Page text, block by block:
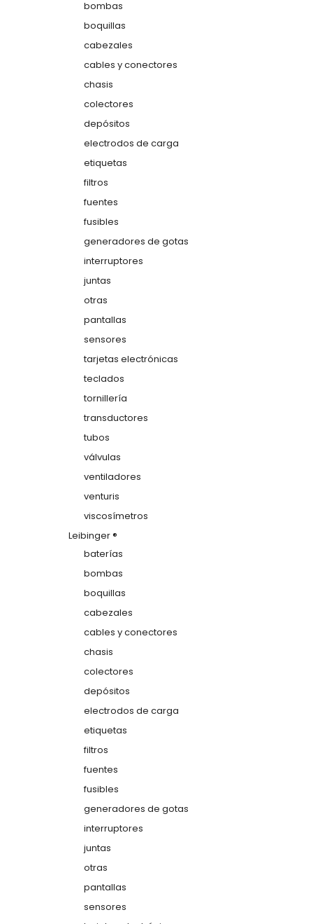
bombas
boquillas
cabezales
cables y conectores
chasis
colectores
depósitos
electrodos de carga
etiquetas
filtros
fuentes
fusibles
generadores de gotas
interruptores
juntas
otras
pantallas
sensores
tarjetas electrónicas
teclados
tornillería
transductores
tubos
válvulas
ventiladores
venturis
viscosímetros
Leibinger ®
baterías
bombas
boquillas
cabezales
cables y conectores
chasis
colectores
depósitos
electrodos de carga
etiquetas
filtros
fuentes
fusibles
generadores de gotas
interruptores
juntas
otras
pantallas
sensores